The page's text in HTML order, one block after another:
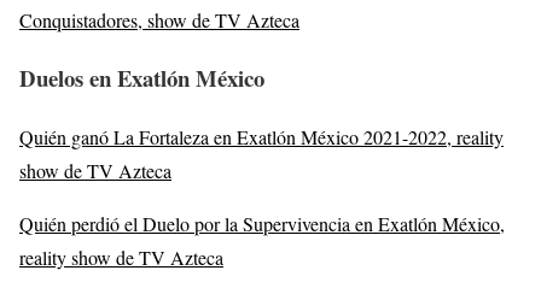
Conquistadores, show de TV Azteca
Duelos en Exatlón México
Quién ganó La Fortaleza en Exatlón México 2021-2022, reality
show de TV Azteca
Quién perdió el Duelo por la Supervivencia en Exatlón México,
reality show de TV Azteca